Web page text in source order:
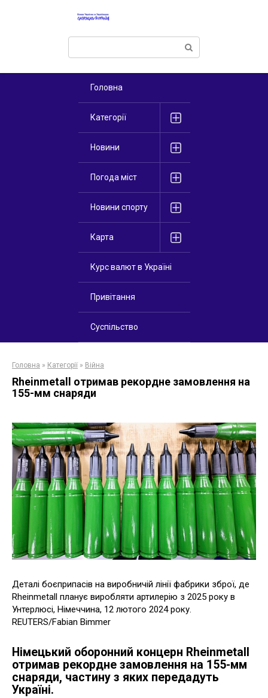
Поиск:
Головна
Категорії
Новини
Погода міст
Новини спорту
Карта
Курс валют в Україні
Привітання
Суспільство
Головна » Категорії » Війна
Rheinmetall отримав рекордне замовлення на
155-мм снаряди
Деталі боєприпасів на виробничій лінії фабрики зброї, де
Rheinmetall планує виробляти артилерію з 2025 року в
Унтерлюсі, Німеччина, 12 лютого 2024 року.
REUTERS/Fabian Bimmer
Німецький оборонний концерн Rheinmetall
отримав рекордне замовлення на 155-мм
снаряди, частину з яких передадуть
Україні.